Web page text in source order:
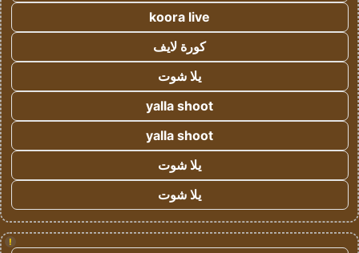
koora live
كورة لايف
يلا شوت
yalla shoot
yalla shoot
يلا شوت
يلا شوت
!